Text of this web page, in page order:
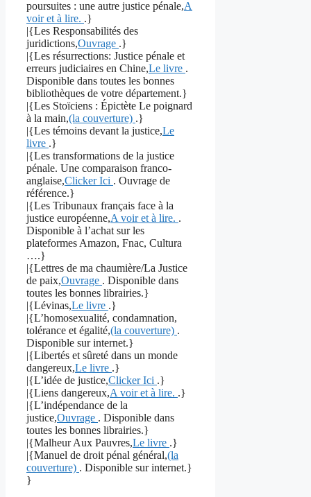
poursuites : une autre justice pénale,A
voir et à lire. .}
|{Les Responsabilités des
juridictions,Ouvrage .}
|{Les résurrections: Justice pénale et
erreurs judiciaires en Chine,Le livre .
Disponible dans toutes les bonnes
bibliothèques de votre département.}
|{Les Stoïciens : Épictète Le poignard
à la main,(la couverture) .}
|{Les témoins devant la justice,Le
livre .}
|{Les transformations de la justice
pénale. Une comparaison franco-
anglaise,Clicker Ici . Ouvrage de
référence.}
|{Les Tribunaux français face à la
justice européenne,A voir et à lire. .
Disponible à l’achat sur les
plateformes Amazon, Fnac, Cultura
….}
|{Lettres de ma chaumière/La Justice
de paix,Ouvrage . Disponible dans
toutes les bonnes librairies.}
|{Lévinas,Le livre .}
|{L’homosexualité, condamnation,
tolérance et égalité,(la couverture) .
Disponible sur internet.}
|{Libertés et sûreté dans un monde
dangereux,Le livre .}
|{L’idée de justice,Clicker Ici .}
|{Liens dangereux,A voir et à lire. .}
|{L’indépendance de la
justice,Ouvrage . Disponible dans
toutes les bonnes librairies.}
|{Malheur Aux Pauvres,Le livre .}
|{Manuel de droit pénal général,(la
couverture) . Disponible sur internet.}
}